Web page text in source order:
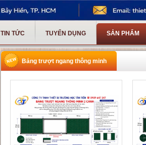
TIN TỨC TUYỂN DỤNG SẢN PHẨM
Bảng trượt ngang thông minh